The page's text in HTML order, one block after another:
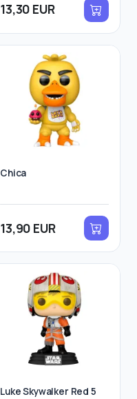
13,30 EUR
Chica
13,90 EUR
Luke Skywalker Red 5